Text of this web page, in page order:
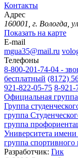
Контакты
Адрес
160001, г. Вологда,
Показать на карте
E-mail
mgua35@mail.ru
Телефоны
8-800-201-74-04 -
бесплатный (8172)
921-822-05-75 8-921-
Официальная
Группа
группа
группа
Университета
группа спортивного
Разработчик: Гик